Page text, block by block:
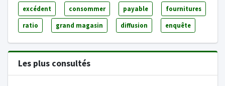
excédent consommer payable fournitures
ratio grand magasin diffusion enquête
Les plus consultés